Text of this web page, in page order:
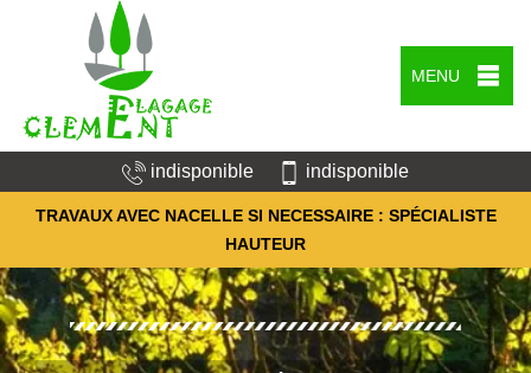
MENU
indisponible indisponible
TRAVAUX AVEC NACELLE SI NECESSAIRE : SPÉCIALISTE
HAUTEUR